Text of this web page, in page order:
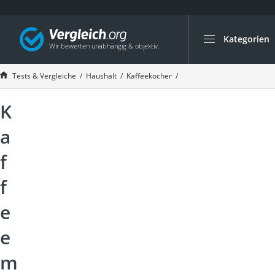
Kategorien
Die beliebtesten
Haushalt
Wassersprudler
Tests & Vergleiche Haushalt Kaffeekocher
K
a
f
f
e
e
m